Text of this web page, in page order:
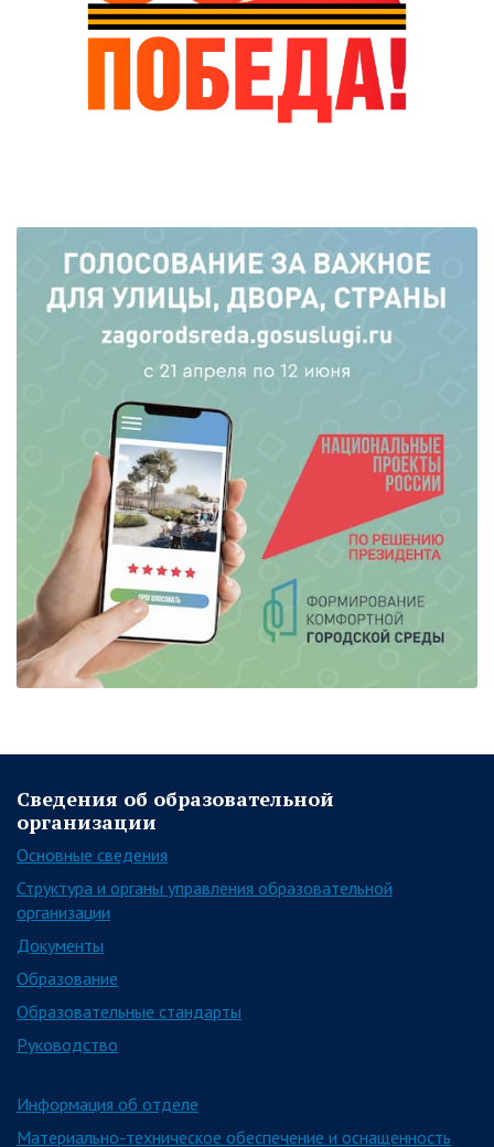
Сведения об образовательной
организации
Основные сведения
Структура и органы управления образовательной
организации
Документы
Образование
Образовательные стандарты
Руководство
Информация об отделе
Материально-техническое обеспечение и оснащенность